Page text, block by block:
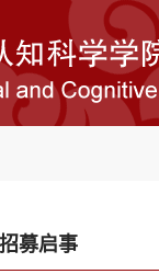
募启事